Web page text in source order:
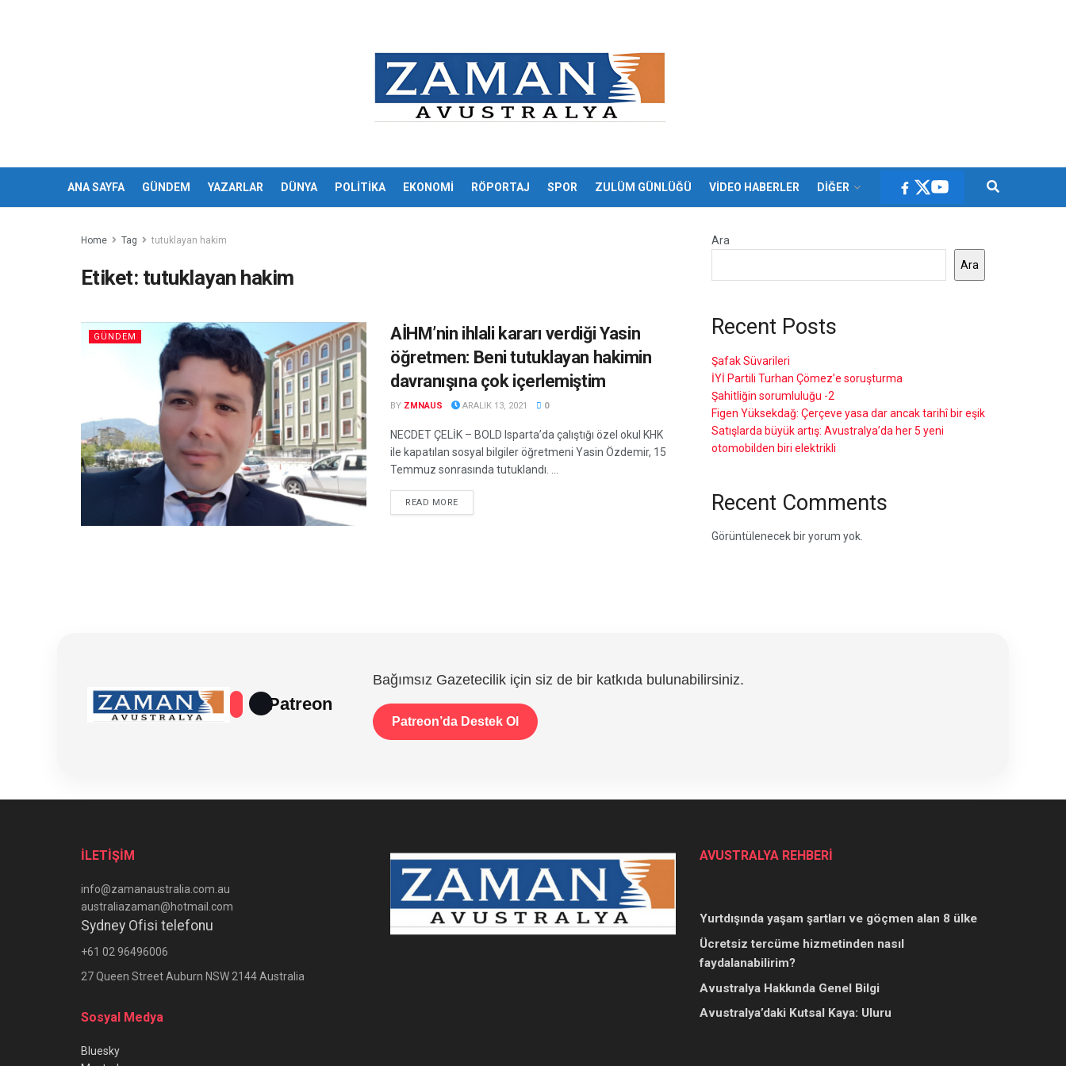
ANA SAYFA GÜNDEM YAZARLAR DÜNYA POLİTİKA EKONOMİ RÖPORTAJ SPOR ZULÜM GÜNLÜĞÜ VİDEO HABERLER DİĞER
Home Tag tutuklayan hakim
Etiket: tutuklayan hakim
GÜNDEM
AİHM’nin ihlali kararı verdiği Yasin
öğretmen: Beni tutuklayan hakimin
davranışına çok içerlemiştim
BY ZMNAUS ARALIK 13, 2021 0
NECDET ÇELİK – BOLD Isparta’da çalıştığı özel okul KHK
ile kapatılan sosyal bilgiler öğretmeni Yasin Özdemir, 15
Temmuz sonrasında tutuklandı. ...
READ MOREDETAILS
Ara
Ara
Recent Posts
Şafak Süvarileri
İYİ Partili Turhan Çömez’e soruşturma
Şahitliğin sorumluluğu -2
Figen Yüksekdağ: Çerçeve yasa dar ancak tarihî bir eşik
Satışlarda büyük artış: Avustralya’da her 5 yeni
otomobilden biri elektrikli
Recent Comments
Görüntülenecek bir yorum yok.
Patreon
Bağımsız Gazetecilik için siz de bir katkıda bulunabilirsiniz.
Patreon’da Destek Ol
İLETİŞİM
info@zamanaustralia.com.au
australiazaman@hotmail.com
Sydney Ofisi telefonu
+61 02 96496006
27 Queen Street Auburn NSW 2144 Australia
Sosyal Medya
Bluesky
AVUSTRALYA REHBERİ
Yurtdışında yaşam şartları ve göçmen alan 8 ülke
Ücretsiz tercüme hizmetinden nasıl
faydalanabilirim?
Avustralya Hakkında Genel Bilgi
Avustralya’daki Kutsal Kaya: Uluru